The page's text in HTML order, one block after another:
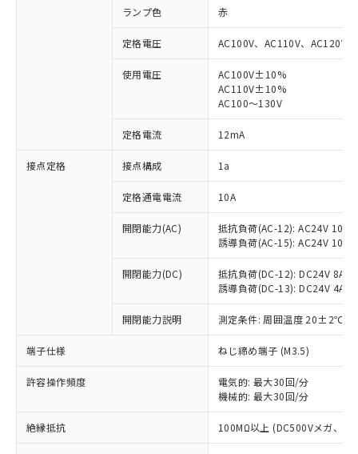
ランプ色 赤
定格電圧 AC100V、AC110V、AC120V
使用電圧
AC100V±10%
AC110V±10%
AC100～130V
定格電流 12mA
接点定格 接点構成 1a
定格通電電流 10A
開閉能力(AC)
抵抗負荷(AC-12): AC24V 10A/
誘導負荷(AC-15): AC24V
開閉能力(DC)
抵抗負荷(DC-12): DC24V 8A/
誘導負荷(DC-13): DC24V 4A/
開閉能力説明 測定条件: 周囲温度 20±2℃、
端子仕様 ねじ締め端子 (M3.5)
許容操作頻度
電気的: 最大30回/分
機械的: 最大30回/分
絶縁抵抗 100MΩ以上 (DC500Vメガ、点
ご利用条件
以下の条件をお読みいただき、同意のうえ
本サービスは、当社制御機器事業取扱
商品の当社在庫状況および標準価格
(税抜)を提供させていただくもので
当社制御機器事業取扱商品の中には、
本サービスの対象外となる商品もある
在庫状況および標準価格照会結果は、
記載している更新日時点での社内デー
タに基づき作成されるものであり、閲
覧された時点での実際の在庫および標
※1 対応状況
対応済み：EU RoHS指令（10物質）の
非含有に対応した製品が提供可能な商品で
対応予定：EU RoHS指令（10物質）の非含
有に対応した製品に切り替える予定のある
対応予定なし：EU RoHS指令（10物質）の
非含有に非対応の商品で、対応品を出す予
調査・確認中：EU RoHS指令（10物質）の
非含有の対応状況を調査中または確認中の
非該当品：ライセンス料など無形物で、有
害物質有無と関係のない商品です。
仕入先様の事情により、非含有部品として
いたものが、含有品と判明した場合などや
むを得ず変更することがあります。
鉛(Pb) 1000ppm以下、 水銀(Hg) 1000ppm以下、 カド
※1 中国RoHS○×表
「○」：最大均質材料含有率が中国RoHSの
基準値以下であることを示します。
「×」：最大均質材料含有率が中国RoHSの
基準値を超えていることを示します。
「－」：未確認です。当社販売部門へお問
*中国RoHS10物質の基準値 (GB/T26572)：
Pb(鉛) :1000ppm、 Hg(水銀) : 1000ppm、 Cd(カドミウ
当社は、これら貴社製品のうち、外国
為替および外国貿易法に定める商品
（以下｢規制貨物等」という）を輸出
国政府の輸出許可(または役務取引許